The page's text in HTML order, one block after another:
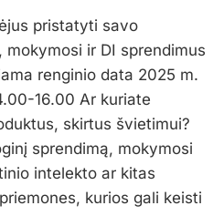
pristatyti savo
mokymosi ir DI sprendimus
renginio data 2025 m.
16.00 Ar kuriate
skirtus švietimui?
sprendimą, mokymosi
intelekto ar kitas
kurios gali keisti